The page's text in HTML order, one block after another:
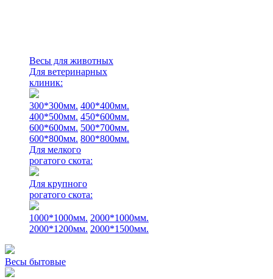
Весы для животных
Для ветеринарных
клиник:
300*300мм. 400*400мм.
400*500мм. 450*600мм.
600*600мм. 500*700мм.
600*800мм. 800*800мм.
Для мелкого
рогатого скота:
Для крупного
рогатого скота:
1000*1000мм. 2000*1000мм.
2000*1200мм. 2000*1500мм.
Весы бытовые